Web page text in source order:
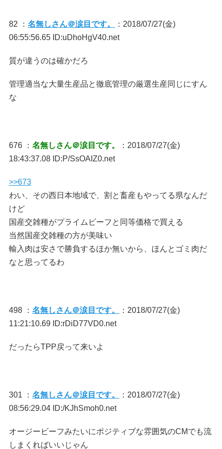
82 ： 名無しさん＠涙目です。
：2018/07/27(金)
06:55:56.65 ID:uDhoHgV40.net
質が違うのは確かだろ
管理適当な大量生産品と徹底管理の厳選生産同じにすん
な
676 ： 名無しさん＠涙目です。
：2018/07/27(金)
18:43:37.08 ID:P/SsOAIZ0.net
>>673
わい、その西日本地域で、割と畜産もやってる県なんだ
けど
国産交雑種がプライムビーフと同等価格で買える
当然国産交雑種の方が美味い
輸入肉は安さで勝負するほか無いから、ほんとゴミ肉だ
なと思ってるわ
498 ： 名無しさん＠涙目です。
：2018/07/27(金)
11:21:10.69 ID:rDiD77VD0.net
だったらTPP戻って来いよ
301 ： 名無しさん＠涙目です。
：2018/07/27(金)
08:56:29.04 ID:/KJhSmoh0.net
オージービーフみたいにポジティブな雰囲気のCMでも流
しまくればいいじゃん